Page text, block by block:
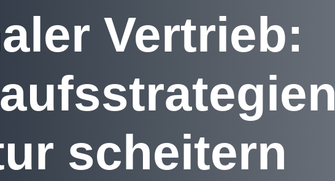
Vertrieb:
scheitern